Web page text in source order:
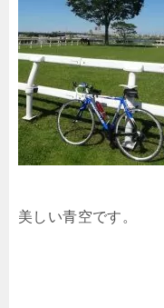
美しい青空です。